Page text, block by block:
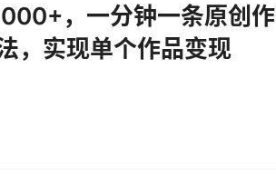
，一分钟一条原创作
，实现单个作品变现